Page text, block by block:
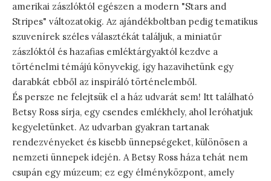
amerikai zászlóktól egészen a modern "Stars and
Stripes" változatokig. Az ajándékboltban pedig tematikus
szuvenírek széles választékát találjuk, a miniatűr
zászlóktól és hazafias emléktárgyaktól kezdve a
történelmi témájú könyvekig, így hazavihetünk egy
darabkát ebből az inspiráló történelemből.
És persze ne felejtsük el a ház udvarát sem! Itt található
Betsy Ross sírja, egy csendes emlékhely, ahol leróhatjuk
kegyeletünket. Az udvarban gyakran tartanak
rendezvényeket és kisebb ünnepségeket, különösen a
nemzeti ünnepek idején. A Betsy Ross háza tehát nem
csupán egy múzeum; ez egy élményközpont, amely